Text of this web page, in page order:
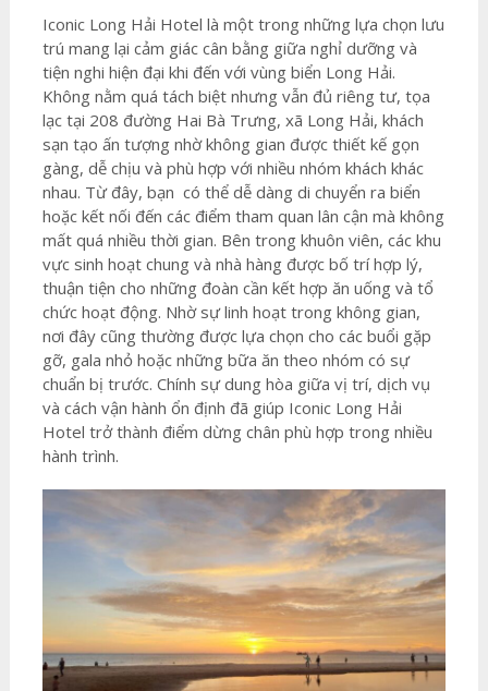
Iconic Long Hải Hotel là một trong những lựa chọn lưu
trú mang lại cảm giác cân bằng giữa nghỉ dưỡng và
tiện nghi hiện đại khi đến với vùng biển Long Hải.
Không nằm quá tách biệt nhưng vẫn đủ riêng tư, tọa
lạc tại 208 đường Hai Bà Trưng, xã Long Hải, khách
sạn tạo ấn tượng nhờ không gian được thiết kế gọn
gàng, dễ chịu và phù hợp với nhiều nhóm khách khác
nhau. Từ đây, bạn có thể dễ dàng di chuyển ra biển
hoặc kết nối đến các điểm tham quan lân cận mà không
mất quá nhiều thời gian. Bên trong khuôn viên, các khu
vực sinh hoạt chung và nhà hàng được bố trí hợp lý,
thuận tiện cho những đoàn cần kết hợp ăn uống và tổ
chức hoạt động. Nhờ sự linh hoạt trong không gian,
nơi đây cũng thường được lựa chọn cho các buổi gặp
gỡ, gala nhỏ hoặc những bữa ăn theo nhóm có sự
chuẩn bị trước. Chính sự dung hòa giữa vị trí, dịch vụ
và cách vận hành ổn định đã giúp Iconic Long Hải
Hotel trở thành điểm dừng chân phù hợp trong nhiều
hành trình.